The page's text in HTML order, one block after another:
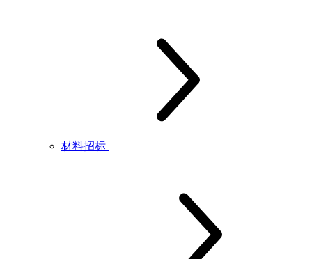
材料招标